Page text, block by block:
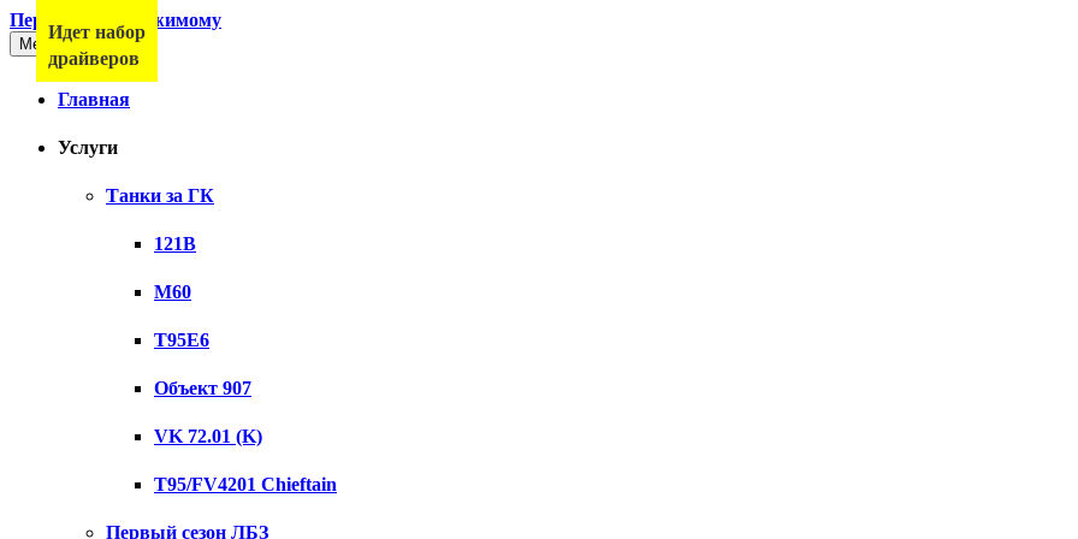
Перейти к содержимому
Меню
Главная
Услуги
Танки за ГК
121B
M60
T95E6
Объект 907
VK 72.01 (K)
T95/FV4201 Chieftain
Первый сезон ЛБЗ
Идет набор
драйверов